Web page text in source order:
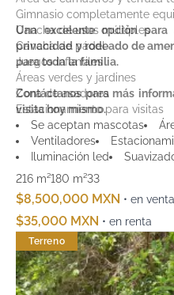
Gimnasio completamente
Cancha de usos múltiples
Cancha de pádel
Juegos infantiles
Áreas verdes y jardines
Zona de asadores
Estacionamiento para visitas
Andadores peatonales y
Una excelente opción
privacidad y rodeado de
para toda la familia.
Contáctanos para más
visita hoy mismo.
Se aceptan mascotas
Ventiladores
Iluminación led
216 m²180 m²33
$8,500,000 MXN • en venta
$35,000 MXN • en renta
Terreno